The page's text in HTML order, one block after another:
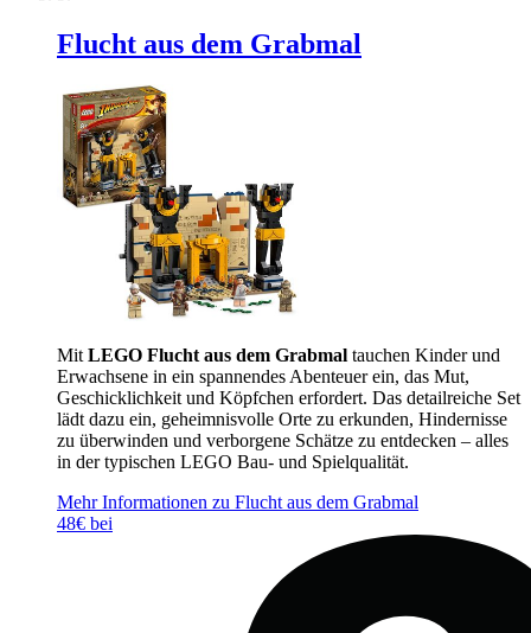
Flucht aus dem Grabmal
Mit LEGO Flucht aus dem Grabmal tauchen Kinder und
Erwachsene in ein spannendes Abenteuer ein, das Mut,
Geschicklichkeit und Köpfchen erfordert. Das detailreiche Set
lädt dazu ein, geheimnisvolle Orte zu erkunden, Hindernisse
zu überwinden und verborgene Schätze zu entdecken – alles
in der typischen LEGO Bau- und Spielqualität.
Mehr Informationen zu Flucht aus dem Grabmal
48€ bei